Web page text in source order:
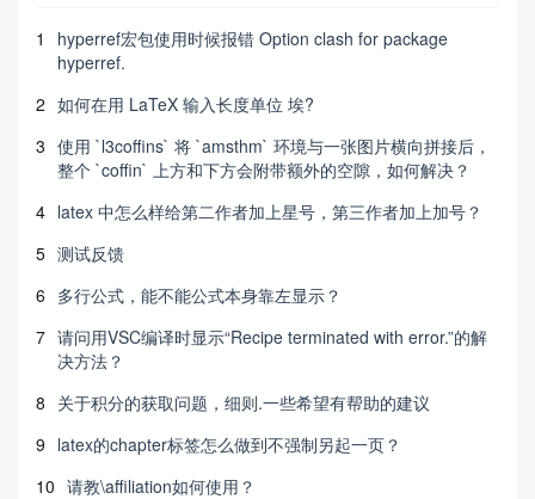
1
hyperref宏包使用时候报错 Option clash for package
hyperref.
2 如何在用 LaTeX 输入长度单位 埃?
3 使用 `l3coffins` 将 `amsthm` 环境与一张图片横向拼接后，
整个 `coffin` 上方和下方会附带额外的空隙，如何解决？
4 latex 中怎么样给第二作者加上星号，第三作者加上加号？
5 测试反馈
6 多行公式，能不能公式本身靠左显示？
7 请问用VSC编译时显示“Recipe terminated with error.”的解
决方法？
8 关于积分的获取问题，细则.一些希望有帮助的建议
9 latex的chapter标签怎么做到不强制另起一页？
10 请教\affiliation如何使用？